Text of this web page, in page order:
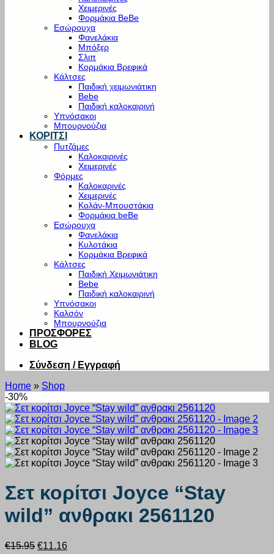
Χειμερινές
Φορμάκια BeBe
Εσώρουχα
Φανελάκια
Μπόξερ
Σλιπ
Κορμάκια Βρεφικά
Κάλτσες
Παιδική χειμωνιάτικη
Bebe
Παιδική καλοκαιρινή
Υπνόσακοι
Μπουρνούζια
ΚΟΡΙΤΣΙ
Πυτζάμες
Καλοκαιρινές
Χειμερινές
Φόρμες
Καλοκαρινές
Χειμερινές
Κολάν-Μπουστάκια
Φορμάκια beBe
Εσώρουχα
Φανελάκια
Κυλοτάκια
Κορμάκια Βρεφικά
Κάλτσες
Παιδική Χειμωνιάτικη
Bebe
Παιδική καλοκαιρινή
Υπνόσακοι
Καλσόν
Μπουρνούζια
ΠΡΟΣΦΟΡΕΣ
BLOG
Σύνδεση / Εγγραφή
Home » Shop
-30%
Σετ κορίτσι Joyce “Stay
wild” ανθρακι 2561120
€15.95 Original
€11.16Η